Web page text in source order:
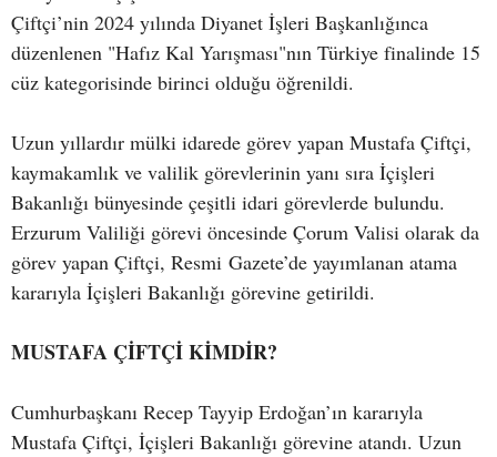
Çiftçi’nin 2024 yılında Diyanet İşleri Başkanlığınca
düzenlenen "Hafız Kal Yarışması"nın Türkiye finalinde 15
cüz kategorisinde birinci olduğu öğrenildi.
Uzun yıllardır mülki idarede görev yapan Mustafa Çiftçi,
kaymakamlık ve valilik görevlerinin yanı sıra İçişleri
Bakanlığı bünyesinde çeşitli idari görevlerde bulundu.
Erzurum Valiliği görevi öncesinde Çorum Valisi olarak da
görev yapan Çiftçi, Resmi Gazete’de yayımlanan atama
kararıyla İçişleri Bakanlığı görevine getirildi.
MUSTAFA ÇİFTÇİ KİMDİR?
Cumhurbaşkanı Recep Tayyip Erdoğan’ın kararıyla
Mustafa Çiftçi, İçişleri Bakanlığı görevine atandı. Uzun